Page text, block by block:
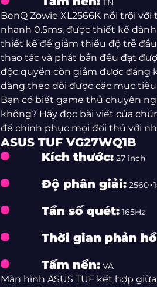
TN
BenQ Zowie XL2566K nổi trội
nhanh 0.5ms, được thiết kế
thiết kế để giảm thiểu độ trễ
thao tác và phát bắn đều đạt
độc quyền còn giảm được
dàng theo dõi được các mục
Bạn có biết game thủ chuyên
không? Hãy đọc bài viết của
để chinh phục mọi đối thủ với
ASUS TUF VG27WQ1B
Kích thước:27 inch
Độ phân giải:
Tần số quét:165Hz
Thời gian phản
Tấm nền:VA
Màn hình ASUS TUF kết hợp